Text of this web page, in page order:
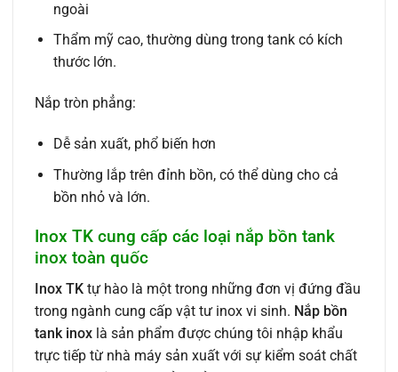
ngoài
Thẩm mỹ cao, thường dùng trong tank có kích
thước lớn.
Nắp tròn phẳng:
Dễ sản xuất, phổ biến hơn
Thường lắp trên đỉnh bồn, có thể dùng cho cả
bồn nhỏ và lớn.
Inox TK cung cấp các loại nắp bồn tank
inox toàn quốc
Inox TK tự hào là một trong những đơn vị đứng đầu
trong ngành cung cấp vật tư inox vi sinh. Nắp bồn
tank inox là sản phẩm được chúng tôi nhập khẩu
trực tiếp từ nhà máy sản xuất với sự kiểm soát chất